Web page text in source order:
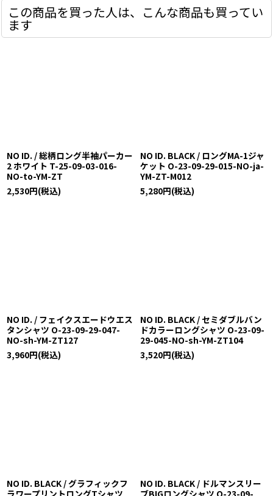
この商品を買った人は、こんな商品も買ってい
ます
NO ID. / 総柄ロング半袖パーカー
2 ホワイト T-25-09-03-016-
NO-to-YM-ZT
2,530円(税込)
NO ID. BLACK / ロングMA-1ジャ
ケット O-23-09-29-015-NO-ja-
YM-ZT-M012
5,280円(税込)
NO ID. / フェイクスエードウエス
タンシャツ O-23-09-29-047-
NO-sh-YM-ZT127
3,960円(税込)
NO ID. BLACK / セミダブルバン
ドカラーロングシャツ O-23-09-
29-045-NO-sh-YM-ZT104
3,520円(税込)
NO ID. BLACK / グラフィックフ
ラワープリントロングTシャツ
NO ID. BLACK / ドルマンスリー
ブBIGロングシャツ O-23-09-